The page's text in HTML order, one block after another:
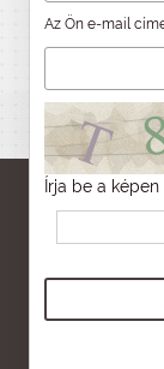
Az Ön e-mail
Írja be a